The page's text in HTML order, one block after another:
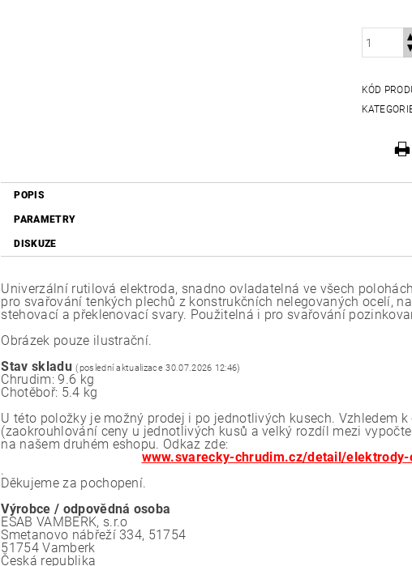
KÓD
POPIS
PARAMETRY
DISKUZE
Univerzální rutilová elektroda, snadno ovladatelná ve všech
pro svařování tenkých plechů z konstrukčních nelegovaných ocelí,
stehovací a překlenovací svary. Použitelná i pro svařování
Obrázek pouze ilustrační.
Stav skladu (poslední aktualizace 30.07.2026 12:46)
Chrudim: 9.6 kg
Chotěboř: 5.4 kg
U této položky je možný prodej i po jednotlivých kusech. Vzhledem
(zaokrouhlování ceny u jednotlivých kusů a velký rozdíl mezi
na našem druhém eshopu. Odkaz zde:
www.svarecky-chrudim.cz/detail/
.
Děkujeme za pochopení.
Výrobce / odpovědná osoba
ESAB VAMBERK, s.r.o
Smetanovo nábřeží 334, 51754
51754 Vamberk
Česká republika